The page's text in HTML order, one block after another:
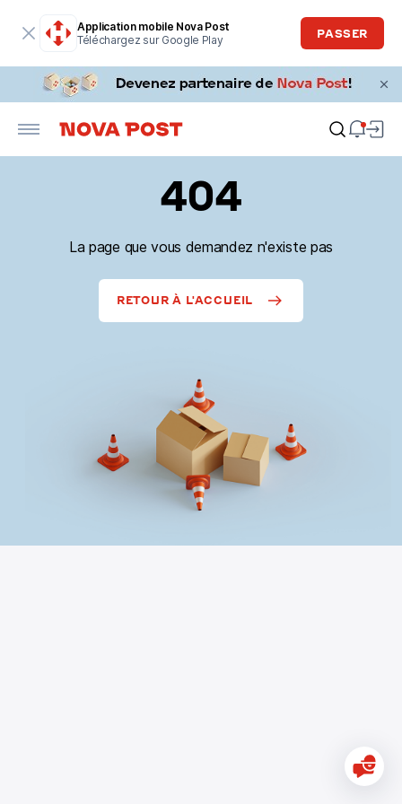
Application mobile Nova Post
Téléchargez sur Google Play
PASSER
404
La page que vous demandez n'existe pas
RETOUR À L'ACCUEIL